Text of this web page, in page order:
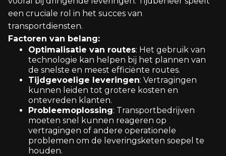
een cruciale rol in het succes van
transportdiensten.
Factoren van belang:
Optimalisatie van routes: Het gebruik van
technologie kan helpen bij het plannen van
de snelste en meest efficiënte routes.
Tijdgevoelige leveringen: Vertragingen
kunnen leiden tot grotere kosten en
ontevreden klanten.
Probleemoplossing: Transportbedrijven
moeten snel kunnen reageren op
vertragingen of andere operationele
problemen om de leveringsketen soepel te
houden.